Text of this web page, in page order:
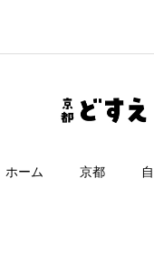
ホーム 京都